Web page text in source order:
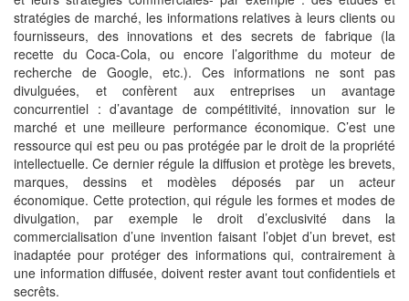
stratégies de marché, les informations relatives à leurs clients ou
fournisseurs, des innovations et des secrets de fabrique (la
recette du Coca-Cola, ou encore l’algorithme du moteur de
recherche de Google, etc.). Ces informations ne sont pas
divulguées, et confèrent aux entreprises un avantage
concurrentiel : d’avantage de compétitivité, innovation sur le
marché et une meilleure performance économique. C’est une
ressource qui est peu ou pas protégée par le droit de la propriété
intellectuelle. Ce dernier régule la diffusion et protège les brevets,
marques, dessins et modèles déposés par un acteur
économique. Cette protection, qui régule les formes et modes de
divulgation, par exemple le droit d’exclusivité dans la
commercialisation d’une invention faisant l’objet d’un brevet, est
inadaptée pour protéger des informations qui, contrairement à
une information diffusée, doivent rester avant tout confidentiels et
secrêts.